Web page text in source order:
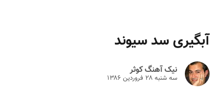
آبگیری سد سیوند
نیک آهنگ کوثر
سه شنبه ۲۸ فروردين ۱۳۸۶